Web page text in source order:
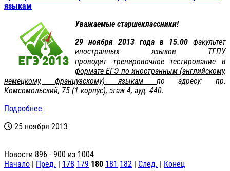
языкам
Уважаемые старшеклассники!
29 ноября 2013 года в 15.00 факультет
иностранных языков ТГПУ
проводит тренировочное тестирование в
формате ЕГЭ по иностранным (английскому,
немецкому, французскому) языкам по адресу: пр.
Комсомольский, 75 (1 корпус), этаж 4, ауд. 440.
Подробнее
25 ноября 2013
Новости 896 - 900 из 1004
Начало | Пред. | 178 179 180 181 182 | След. | Конец